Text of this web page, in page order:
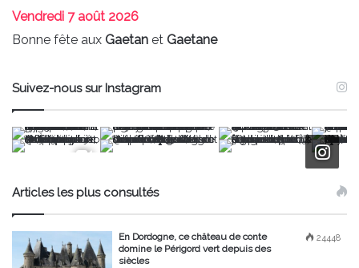
Vendredi 7 août 2026
Bonne fête aux Gaetan et Gaetane
Suivez-nous sur Instagram
Articles les plus consultés
24448
En Dordogne, ce château de conte
domine le Périgord vert depuis des
siècles